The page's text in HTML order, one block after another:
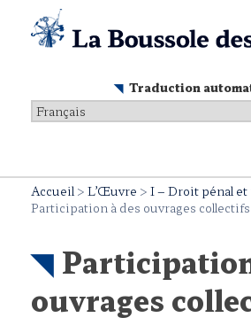
content
Traduction
Accueil> L’Œuvre > I – Droit pénal
Participation à des ouvrages collectifs
ouvrages